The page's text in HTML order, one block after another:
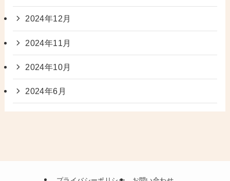
2024年12月
2024年11月
2024年10月
2024年6月